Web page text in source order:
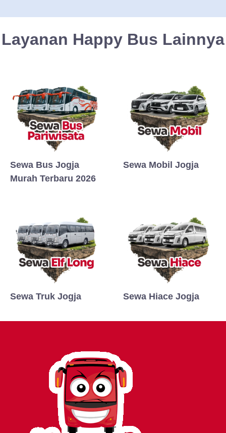
Layanan Happy Bus Lainnya
Sewa Bus Jogja
Murah Terbaru 2026
Sewa Mobil Jogja
Sewa Truk Jogja Sewa Hiace Jogja